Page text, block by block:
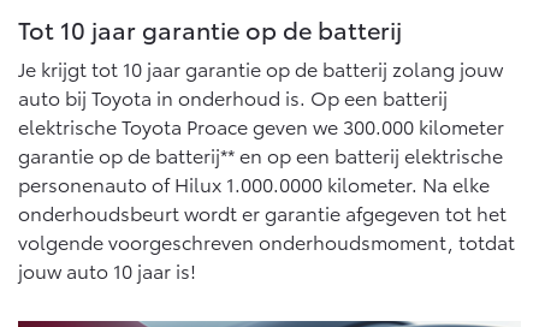
Vanaf € 39.995,- Vanaf € 36.495,-
Toyota C-HR+
BATTERIJ-ELEKTRISCH
RAV4
Onderdelen & Accessoires
Onderdelen
Accessoires
Banden
Connected
Verzekeren
Toyota Autoverzekering
Toyota Hybride Autoverzekering
Financieren of leasen
Verzekeren
Tot 10 jaar garantie op de batterij
Je krijgt tot 10 jaar garantie op de batterij zolang jouw
auto bij Toyota in onderhoud is. Op een batterij
elektrische Toyota Proace geven we 300.000 kilometer
garantie op de batterij** en op een batterij elektrische
personenauto of Hilux 1.000.0000 kilometer. Na elke
onderhoudsbeurt wordt er garantie afgegeven tot het
volgende voorgeschreven onderhoudsmoment, totdat
jouw auto 10 jaar is!